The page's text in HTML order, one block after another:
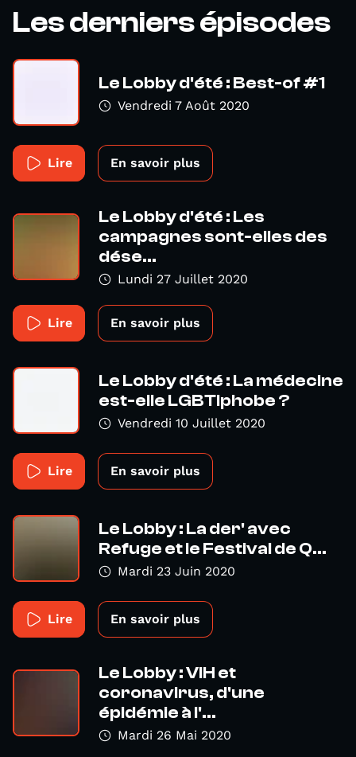
Les derniers épisodes
Le Lobby d'été : Best-of #1
Vendredi 7 Août 2020
Lire En savoir plus
Le Lobby d'été : Les
campagnes sont-elles des
dése...
Lundi 27 Juillet 2020
Lire En savoir plus
Le Lobby d'été : La médecine
est-elle LGBTIphobe ?
Vendredi 10 Juillet 2020
Lire En savoir plus
Le Lobby : La der' avec
Refuge et le Festival de Q...
Mardi 23 Juin 2020
Lire En savoir plus
Le Lobby : VIH et
coronavirus, d'une
épidémie à l'...
Mardi 26 Mai 2020